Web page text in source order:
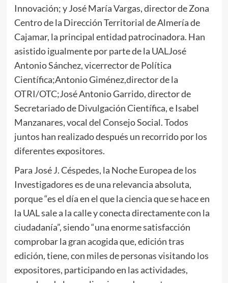
Innovación; y José María Vargas, director de Zona
Centro de la Dirección Territorial de Almería de
Cajamar, la principal entidad patrocinadora. Han
asistido igualmente por parte de la UALJosé
Antonio Sánchez, vicerrector de Política
Científica;Antonio Giménez,director de la
OTRI/OTC;José Antonio Garrido, director de
Secretariado de Divulgación Científica, e Isabel
Manzanares, vocal del Consejo Social. Todos
juntos han realizado después un recorrido por los
diferentes expositores.
Para José J. Céspedes, la Noche Europea de los
Investigadores es de una relevancia absoluta,
porque “es el día en el que la ciencia que se hace en
la UAL sale a la calle y conecta directamente con la
ciudadanía”, siendo “una enorme satisfacción
comprobar la gran acogida que, edición tras
edición, tiene, con miles de personas visitando los
expositores, participando en las actividades,